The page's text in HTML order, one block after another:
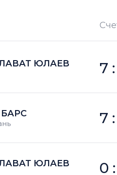
ЮЛАЕВ 7
7
ЮЛАЕВ 0